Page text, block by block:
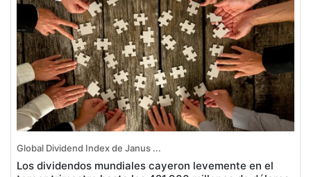
Global Dividend Index de Janus ...
Los dividendos mundiales cayeron levemente en el